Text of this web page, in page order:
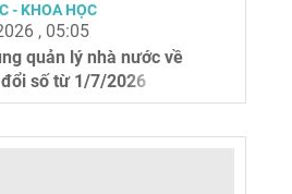
- KHOA HỌC
, 05:05
quản lý nhà nước về
số từ 1/7/2026